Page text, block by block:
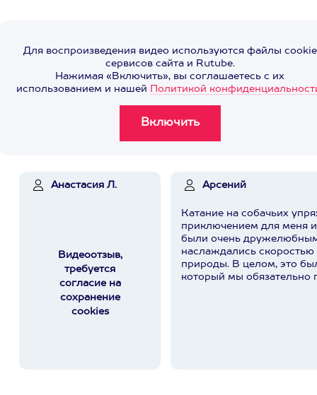
Для воспроизведения видео используются файлы cookie
сервисов сайта и Rutube.
Нажимая «Включить», вы соглашаетесь с их
использованием и нашей Политикой
Анастасия Л.
Видеоотзыв,
требуется
согласие на
сохранение
cookies
Арсений
Катание на собачьих
приключением для меня
были очень
наслаждались
природы. В целом, это
который мы обязательно